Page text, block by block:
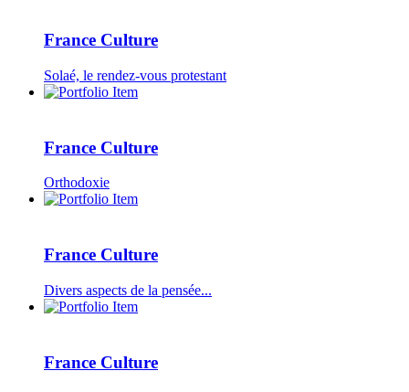
France Culture
Solaé, le rendez-vous protestant
France Culture
Orthodoxie
France Culture
Divers aspects de la pensée...
France Culture